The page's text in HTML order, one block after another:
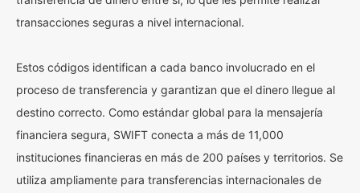
transacciones seguras a nivel internacional.
Estos códigos identifican a cada banco involucrado en el
proceso de transferencia y garantizan que el dinero llegue al
destino correcto. Como estándar global para la mensajería
financiera segura, SWIFT conecta a más de 11,000
instituciones financieras en más de 200 países y territorios. Se
utiliza ampliamente para transferencias internacionales de